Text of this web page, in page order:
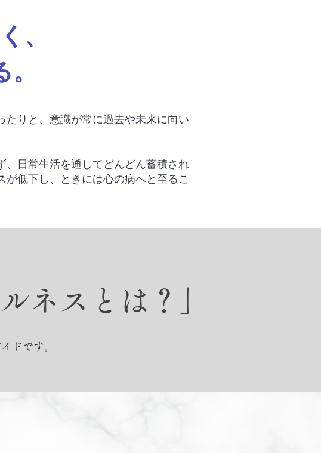
、
りと、意識が常に過去や未来に向い
、日常生活を通してどんどん蓄積され
低下し、ときには心の病へと至るこ
ネスとは？」
ドです。